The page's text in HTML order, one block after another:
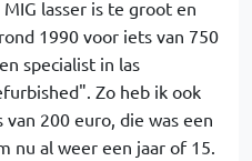
lasser is te groot en
1990 voor iets van 750
specialist in las
Zo heb ik ook
200 euro, die was een
nu al weer een jaar of 15.